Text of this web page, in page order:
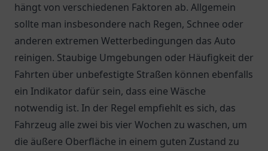
hängt von verschiedenen Faktoren ab. Allgemein
sollte man insbesondere nach Regen, Schnee oder
anderen extremen Wetterbedingungen das Auto
reinigen. Staubige Umgebungen oder Häufigkeit der
Fahrten über unbefestigte Straßen können ebenfalls
ein Indikator dafür sein, dass eine Wäsche
notwendig ist. In der Regel empfiehlt es sich, das
Fahrzeug alle zwei bis vier Wochen zu waschen, um
die äußere Oberfläche in einem guten Zustand zu